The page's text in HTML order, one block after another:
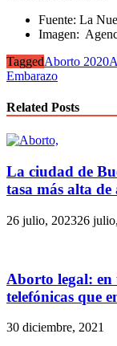
Fuente: La
Imagen:
TaggedAborto 2020
Embarazo
Related Posts
La ciudad de
tasa más alta
26 julio, 202326
Aborto legal: en
telefónicas que
30 diciembre, 2021